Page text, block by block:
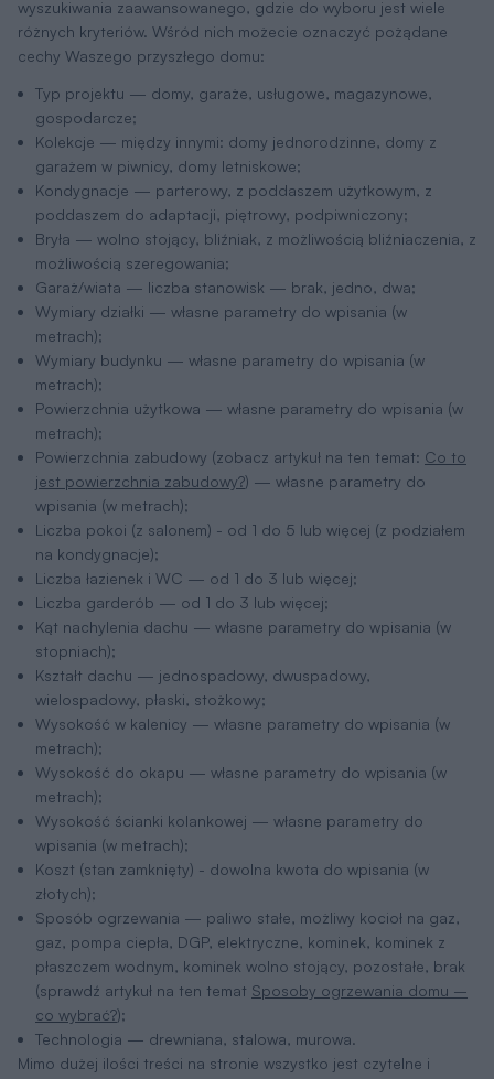
wyszukiwania zaawansowanego, gdzie do wyboru jest wiele
różnych kryteriów. Wśród nich możecie oznaczyć pożądane
cechy Waszego przyszłego domu:
Typ projektu — domy, garaże, usługowe, magazynowe,
gospodarcze;
Kolekcje — między innymi: domy jednorodzinne, domy z
garażem w piwnicy, domy letniskowe;
Kondygnacje — parterowy, z poddaszem użytkowym, z
poddaszem do adaptacji, piętrowy, podpiwniczony;
Bryła — wolno stojący, bliźniak, z możliwością bliźniaczenia, z
możliwością szeregowania;
Garaż/wiata — liczba stanowisk — brak, jedno, dwa;
Wymiary działki — własne parametry do wpisania (w
metrach);
Wymiary budynku — własne parametry do wpisania (w
metrach);
Powierzchnia użytkowa — własne parametry do wpisania (w
metrach);
Powierzchnia zabudowy (zobacz artykuł na ten temat: Co to
jest powierzchnia zabudowy?) — własne parametry do
wpisania (w metrach);
Liczba pokoi (z salonem) - od 1 do 5 lub więcej (z podziałem
na kondygnacje);
Liczba łazienek i WC — od 1 do 3 lub więcej;
Liczba garderób — od 1 do 3 lub więcej;
Kąt nachylenia dachu — własne parametry do wpisania (w
stopniach);
Kształt dachu — jednospadowy, dwuspadowy,
wielospadowy, płaski, stożkowy;
Wysokość w kalenicy — własne parametry do wpisania (w
metrach);
Wysokość do okapu — własne parametry do wpisania (w
metrach);
Wysokość ścianki kolankowej — własne parametry do
wpisania (w metrach);
Koszt (stan zamknięty) - dowolna kwota do wpisania (w
złotych);
Sposób ogrzewania — paliwo stałe, możliwy kocioł na gaz,
gaz, pompa ciepła, DGP, elektryczne, kominek, kominek z
płaszczem wodnym, kominek wolno stojący, pozostałe, brak
(sprawdź artykuł na ten temat Sposoby ogrzewania domu –
co wybrać?);
Technologia — drewniana, stalowa, murowa.
Mimo dużej ilości treści na stronie wszystko jest czytelne i